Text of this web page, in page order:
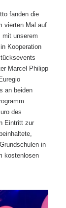
fanden die
vierten Mal auf
unserem
Kooperation
Marcel Philipp
an beiden
des
Eintritt zur
in
kostenlosen